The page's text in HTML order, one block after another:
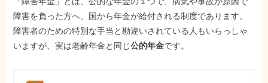
障害を負った方へ、国から年金が給付される制度であります。
障害者のための特別な手当と勘違いされている人もいらっしゃ
いますが、実は老齢年金と同じ公的年金です。